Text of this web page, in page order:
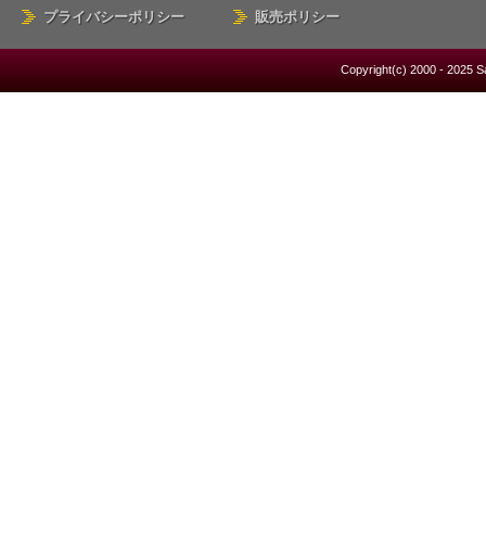
プライバシーポリシー 販売ポリシー
Copyright(c) 2000 - 2025